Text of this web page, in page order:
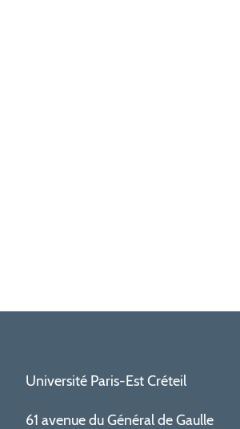
Université Paris-Est Créteil
61 avenue du Général de Gaulle